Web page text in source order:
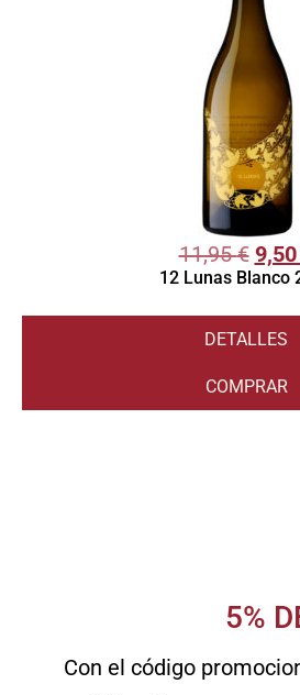
11,95€ 9,50
12 Lunas Blanco
DETALLES
COMPRAR
5%
Con el código